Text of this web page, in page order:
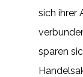
sich ihrer
sparen